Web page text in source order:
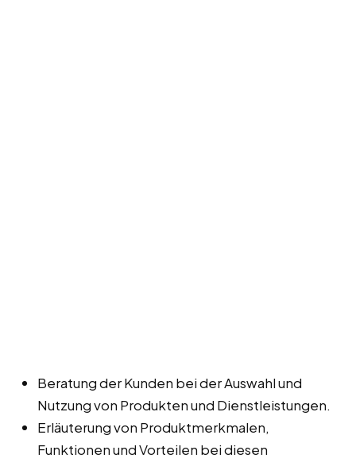
Beratung der Kunden bei der Auswahl und
Nutzung von Produkten und Dienstleistungen.
Erläuterung von Produktmerkmalen,
Funktionen und Vorteilen bei diesen